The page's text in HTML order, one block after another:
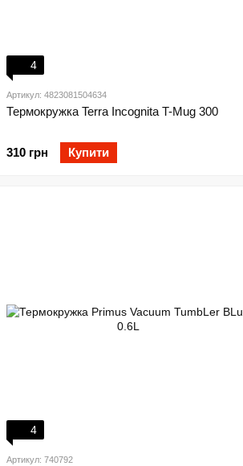
4
Артикул: 4823081504634
Термокружка Terra Incognita T-Mug 300
310 грн Купити
4
Артикул: 740792